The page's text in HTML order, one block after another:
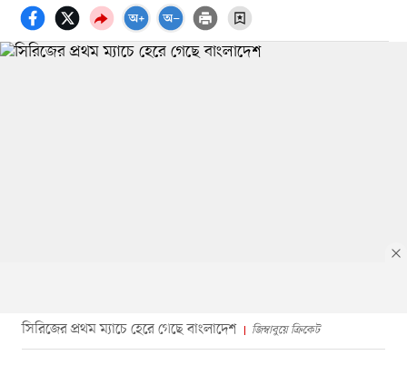
সিরিজের প্রথম ম্যাচে হেরে গেছে বাংলাদেশ জিম্বাবুয়ে ক্রিকেট